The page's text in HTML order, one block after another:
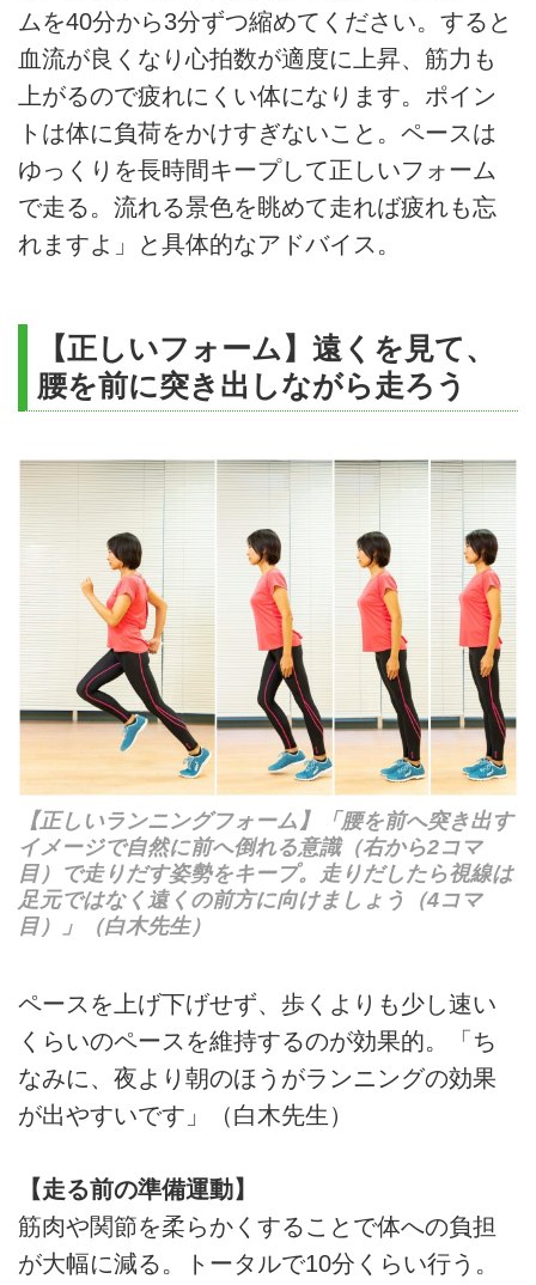
ムを40分から3分ずつ縮めてください。すると
血流が良くなり心拍数が適度に上昇、筋力も
上がるので疲れにくい体になります。ポイン
トは体に負荷をかけすぎないこと。ペースは
ゆっくりを長時間キープして正しいフォーム
で走る。流れる景色を眺めて走れば疲れも忘
れますよ」と具体的なアドバイス。
【正しいフォーム】遠くを見て、
腰を前に突き出しながら走ろう
【正しいランニングフォーム】「腰を前へ突き出す
イメージで自然に前へ倒れる意識（右から2コマ
目）で走りだす姿勢をキープ。走りだしたら視線は
足元ではなく遠くの前方に向けましょう（4コマ
目）」（白木先生）
ペースを上げ下げせず、歩くよりも少し速い
くらいのペースを維持するのが効果的。「ち
なみに、夜より朝のほうがランニングの効果
が出やすいです」（白木先生）
【走る前の準備運動】
筋肉や関節を柔らかくすることで体への負担
が大幅に減る。トータルで10分くらい行う。